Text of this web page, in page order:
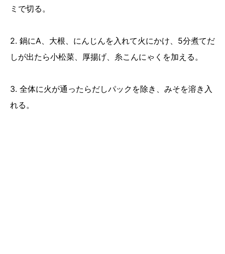
ミで切る。
2. 鍋にA、大根、にんじんを入れて火にかけ、5分煮てだ
しが出たら小松菜、厚揚げ、糸こんにゃくを加える。
3. 全体に火が通ったらだしパックを除き、みそを溶き入
れる。